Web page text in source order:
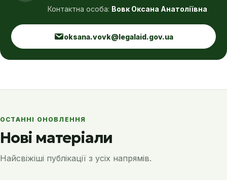
Контактна особа: Вовк Оксана Анатоліївна
oksana.vovk@legalaid.gov.ua
ОСТАННІ ОНОВЛЕННЯ
Нові матеріали
Найсвіжіші публікації з усіх напрямів.